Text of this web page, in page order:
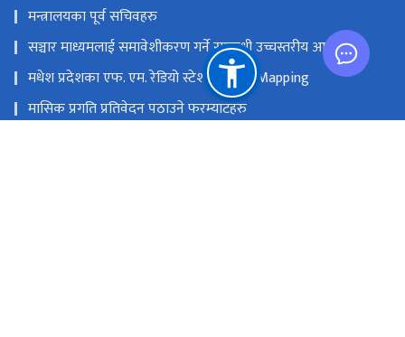
मन्त्रालयका पूर्व सचिवहरु
सञ्चार माध्यमलाई समावेशीकरण गर्ने सम्बन्धी उच्चस्तरीय आयोग
मधेश प्रदेशका एफ. एम. रेडियो स्टेशनको GIS Mapping
मासिक प्रगति प्रतिवेदन पठाउने फरम्याटहरु